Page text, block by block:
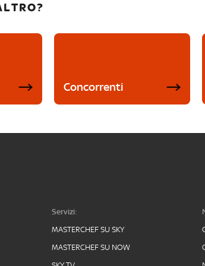
Concorrenti
Servizi:
MASTERCHEF SU SKY
MASTERCHEF SU NOW